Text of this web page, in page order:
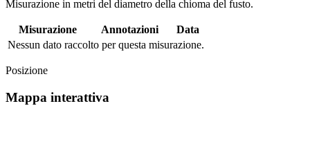
Misurazione in metri del diametro della chioma del fusto.
Misurazione Annotazioni
Data
Nessun dato raccolto per questa misurazione.
Posizione
Mappa interattiva